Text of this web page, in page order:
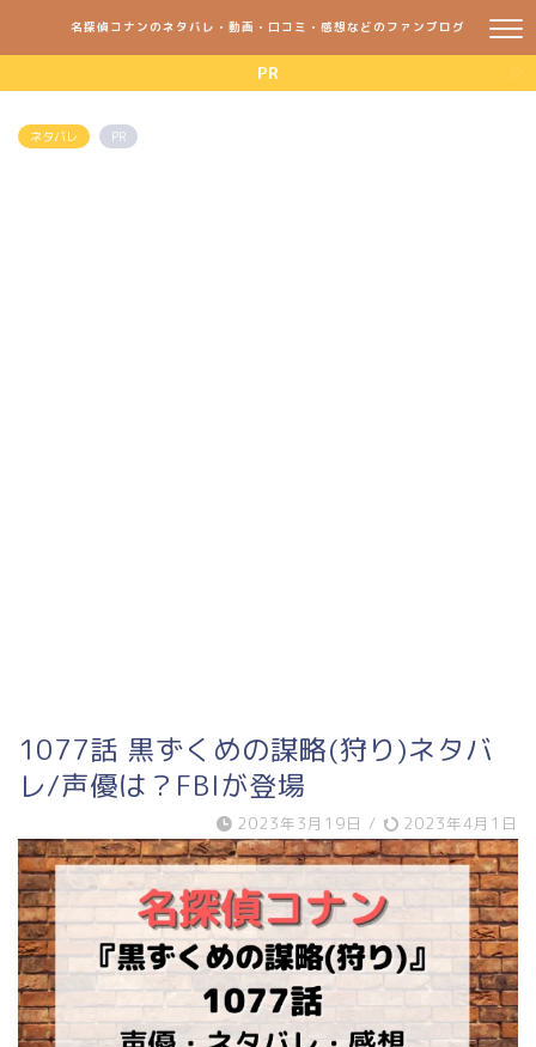
名探偵コナンのネタバレ・動画・口コミ・感想などのファンブログ
PR
ネタバレ PR
1077話 黒ずくめの謀略(狩り)ネタバ
レ/声優は？FBIが登場
2023年3月19日 / 2023年4月1日